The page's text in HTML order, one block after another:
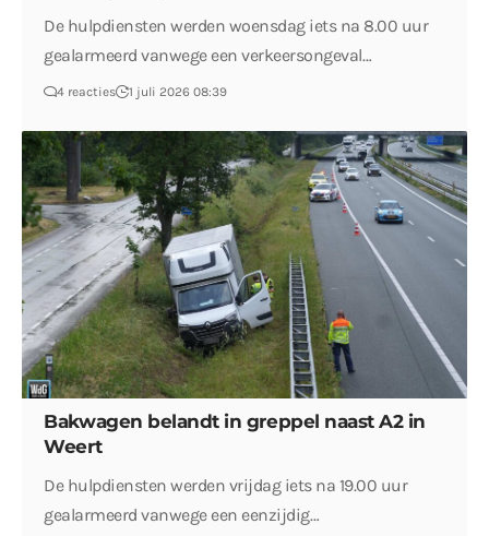
De hulpdiensten werden woensdag iets na 8.00 uur
gealarmeerd vanwege een verkeersongeval…
4 reacties 1 juli 2026 08:39
Bakwagen belandt in greppel naast A2 in
Weert
De hulpdiensten werden vrijdag iets na 19.00 uur
gealarmeerd vanwege een eenzijdig…